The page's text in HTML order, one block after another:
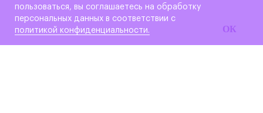
пользоваться, вы соглашаетесь на обработку
персональных данных в соответствии с
политикой конфиденциальности.
ОК